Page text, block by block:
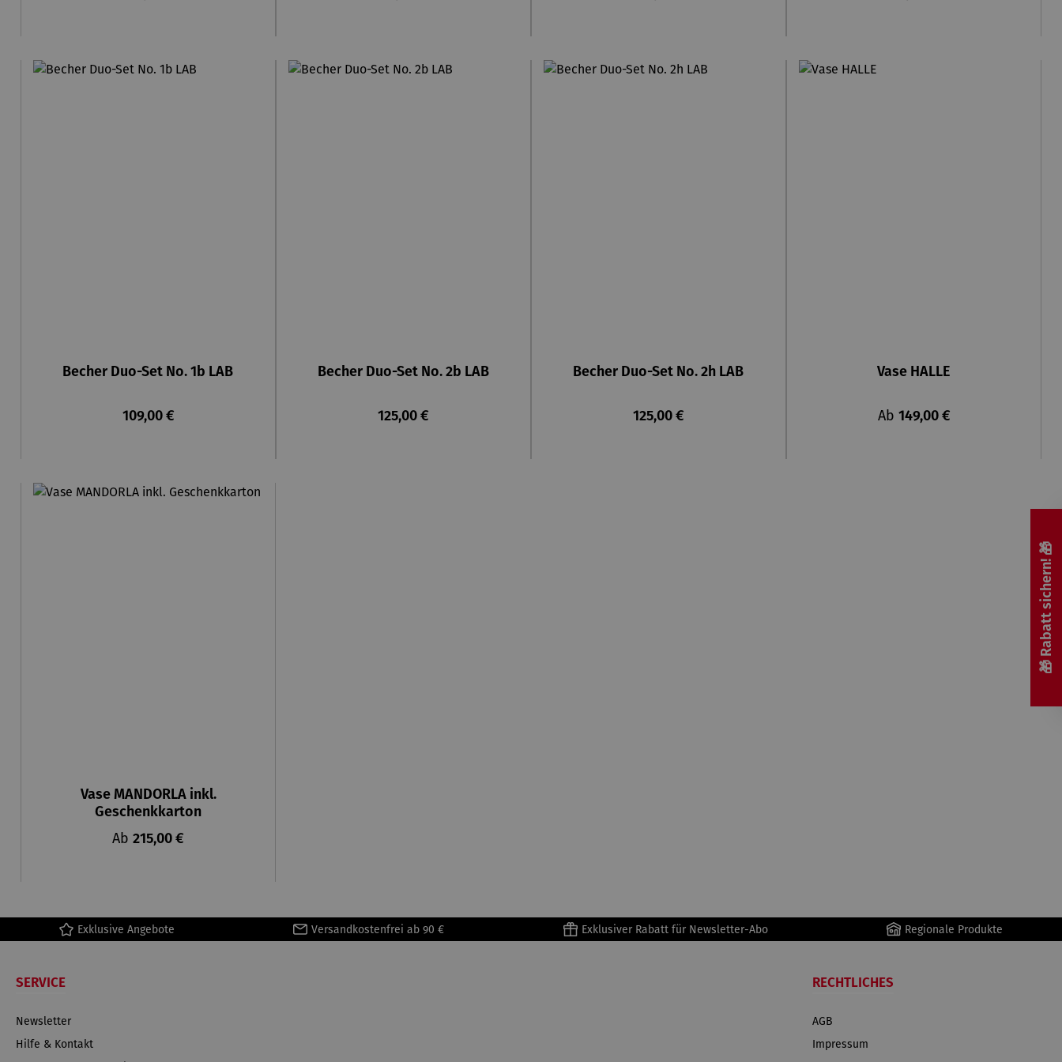
Becher Duo-Set No. 1b LAB
Regulärer Preis:
109,00 €
Becher Duo-Set No. 2b LAB
Regulärer Preis:
125,00 €
Becher Duo-Set No. 2h LAB
Regulärer Preis:
125,00 €
Vase HALLE
Regulärer Preis:
Ab 149,00 €
Vase MANDORLA inkl.
Geschenkkarton
Regulärer Preis:
Ab 215,00 €
Exklusive Angebote Versandkostenfrei ab 90 € Exklusiver Rabatt für Newsletter-Abo Regionale Produkte
SERVICE
Newsletter
Hilfe & Kontakt
RECHTLICHES
AGB
Impressum
🎁 Rabatt sichern! 🎁